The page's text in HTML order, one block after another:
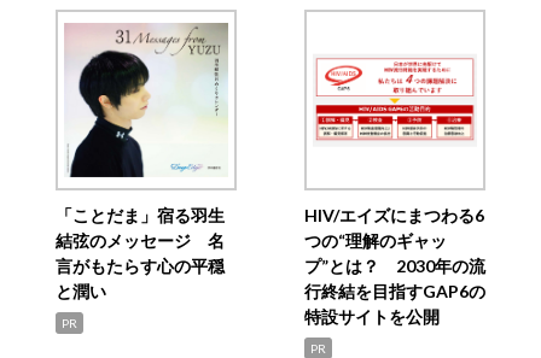
「ことだま」宿る羽生
結弦のメッセージ 名
言がもたらす心の平穏
と潤い
PR
HIV/エイズにまつわる6
つの“理解のギャッ
プ”とは？ 2030年の流
行終結を目指すGAP6の
特設サイトを公開
PR